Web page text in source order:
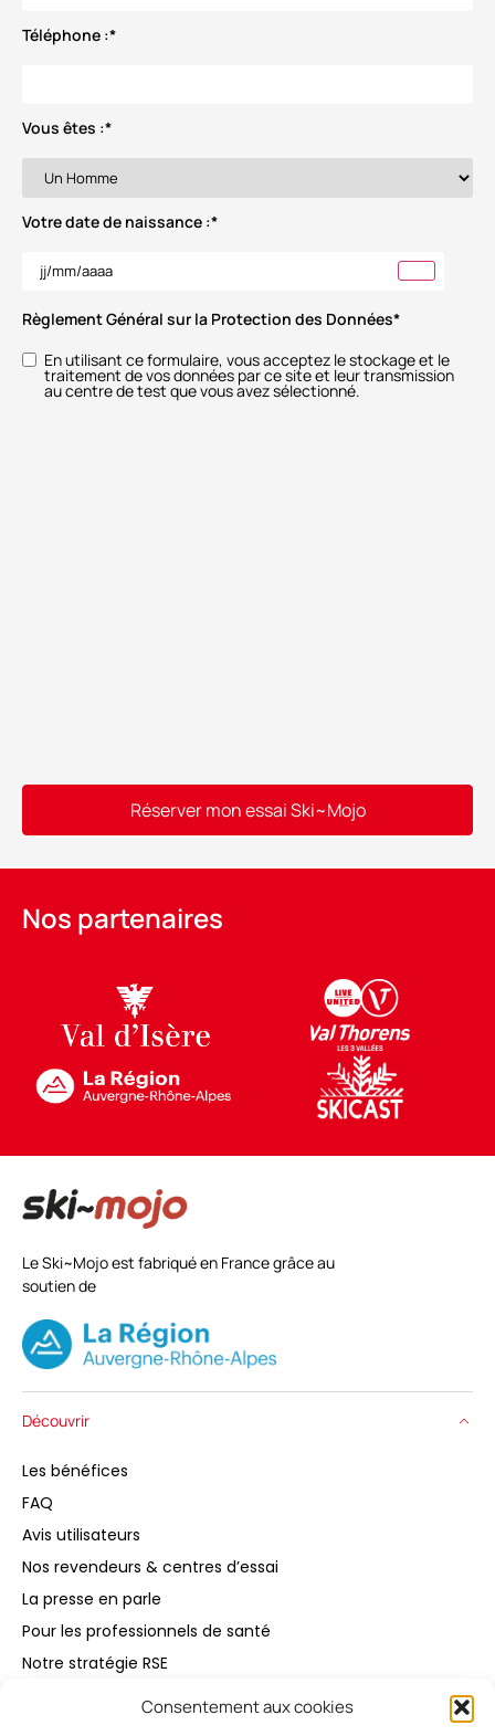
Consentement aux cookies
Téléphone :*
Vous êtes :*
Votre date de naissance :*
Règlement Général sur la Protection des Données*
En utilisant ce formulaire, vous acceptez le stockage et le
traitement de vos données par ce site et leur transmission
au centre de test que vous avez sélectionné.
Réserver mon essai Ski~Mojo
Nos partenaires
Le Ski~Mojo est fabriqué en France grâce au
soutien de
Découvrir
Les bénéfices
FAQ
Avis utilisateurs
Nos revendeurs & centres d’essai
La presse en parle
Pour les professionnels de santé
Notre stratégie RSE